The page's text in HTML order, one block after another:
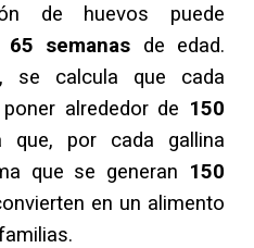
de huevos puede
65 semanas de edad.
se calcula que cada
alrededor de 150
que, por cada gallina
que se generan 150
en un alimento